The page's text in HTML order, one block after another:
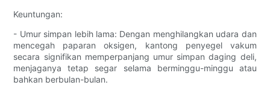
Keuntungan:
- Umur simpan lebih lama: Dengan menghilangkan udara dan
mencegah paparan oksigen, kantong penyegel vakum
secara signifikan memperpanjang umur simpan daging deli,
menjaganya tetap segar selama berminggu-minggu atau
bahkan berbulan-bulan.